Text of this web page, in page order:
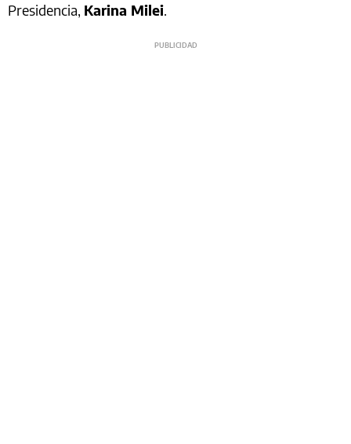
Presidencia, Karina Milei.